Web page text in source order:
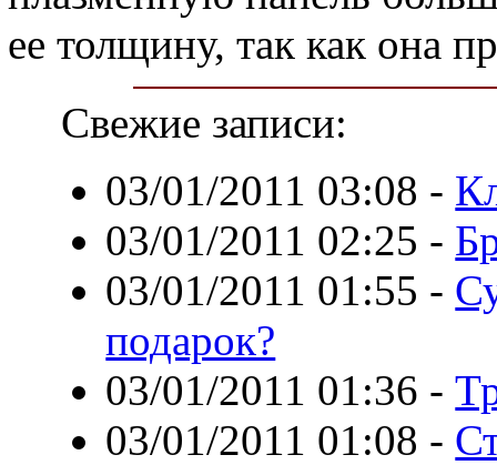
ее толщину, так как она
Свежие записи:
03/01/2011 03:08 -
03/01/2011 02:25 -
03/01/2011 01:55 -
подарок?
03/01/2011 01:36 -
03/01/2011 01:08 -